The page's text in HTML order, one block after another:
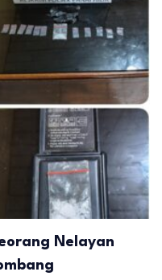
Nelayan